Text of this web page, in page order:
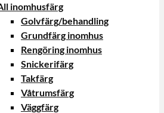
inomhusfärg
Golvfärg/behandling
Grundfärg inomhus
Rengöring inomhus
Snickerifärg
Takfärg
Våtrumsfärg
Väggfärg